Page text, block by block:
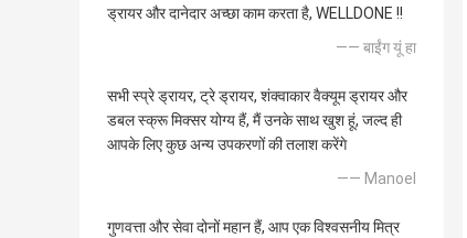
ड्रायर और दानेदार अच्छा काम करता है, WELLDONE !!
—— बाईंग यूं हा
सभी स्प्रे ड्रायर, ट्रे ड्रायर, शंक्वाकार वैक्यूम ड्रायर और
डबल स्क्रू मिक्सर योग्य हैं, मैं उनके साथ खुश हूं, जल्द ही
आपके लिए कुछ अन्य उपकरणों की तलाश करेंगे
—— Manoel
गुणवत्ता और सेवा दोनों महान हैं, आप एक विश्वसनीय मित्र